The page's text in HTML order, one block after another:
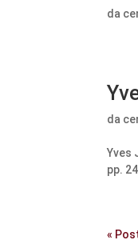
da
da
Yves
pp.
«